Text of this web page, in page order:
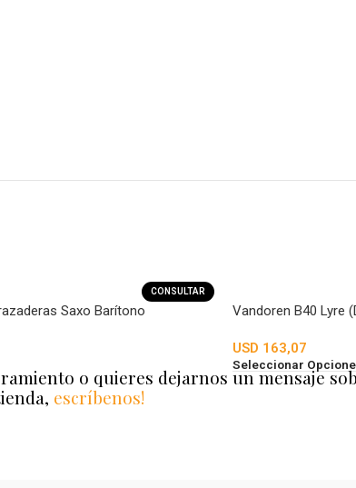
CONSULTAR
Saxo Barítono Vandoren B40 Lyre
USD 163,07
Seleccionar
o quieres dejarnos un mensaje
escríbenos!